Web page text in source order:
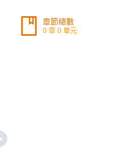
章節總數
0 章 0 單元